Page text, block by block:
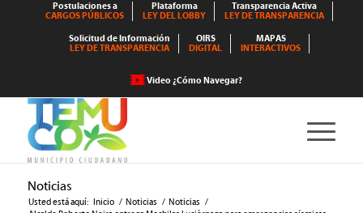
Postulaciones a
CARGOS PÚBLICOS
Plataforma
LEY DEL LOBBY
Transparencia Activa
LEY DE TRANSPARENCIA
Solicitud de Información
LEY DE TRANSPARENCIA
OIRS
DIGITAL
MAPAS
INTERACTIVOS
Video ¿Cómo Navegar?
Noticias
Usted está aquí: Inicio / Noticias / Noticias /